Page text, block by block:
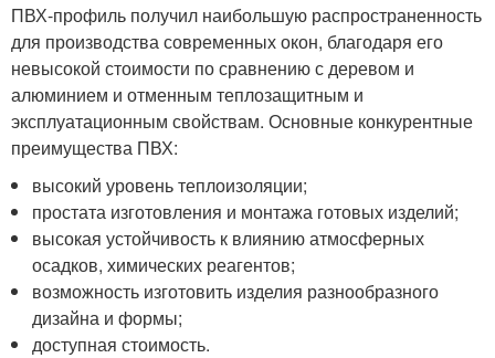
ПВХ-профиль получил наибольшую распространенность
для производства современных окон, благодаря его
невысокой стоимости по сравнению с деревом и
алюминием и отменным теплозащитным и
эксплуатационным свойствам. Основные конкурентные
преимущества ПВХ:
высокий уровень теплоизоляции;
простата изготовления и монтажа готовых изделий;
высокая устойчивость к влиянию атмосферных
осадков, химических реагентов;
возможность изготовить изделия разнообразного
дизайна и формы;
доступная стоимость.